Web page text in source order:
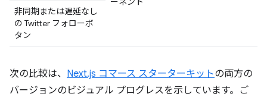
非同期または遅延なし
の Twitter フォローボ
タン
次の比較は、 Next.js コマース スターターキットの両方の
バージョンのビジュアル プログレスを示しています。ご